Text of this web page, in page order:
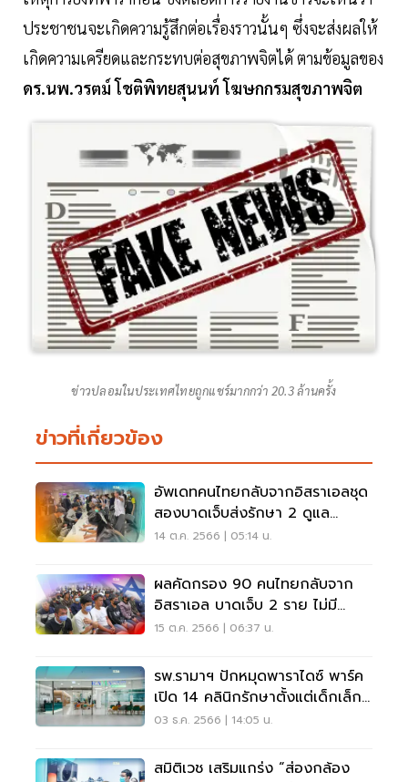
ประชาชนจะเกิดความรู้สึกต่อเรื่องราวนั้นๆ ซึ่งจะส่งผลให้
เกิดความเครียดและกระทบต่อสุขภาพจิตได้ ตามข้อมูลของ
ดร.นพ.วรตม์ โชติพิทยสุนนท์ โฆษกกรมสุขภาพจิต
ข่าวปลอมในประเทศไทยถูกแชร์มากกว่า 20.3 ล้านครั้ง
ข่าวที่เกี่ยวข้อง
อัพเดทคนไทยกลับจากอิสราเอลชุด
สองบาดเจ็บส่งรักษา 2 ดูแล
สุขภาพจิต 8 ราย
14 ต.ค. 2566 | 05:14 น.
ผลคัดกรอง 90 คนไทยกลับจาก
อิสราเอล บาดเจ็บ 2 ราย ไม่มี
ปัญหาสุขภาพจิต
15 ต.ค. 2566 | 06:37 น.
รพ.รามาฯ ปักหมุดพาราไดซ์ พาร์ค
เปิด 14 คลินิกรักษาตั้งแต่เด็กเล็ก
ยันสูงวัย
03 ธ.ค. 2566 | 14:05 น.
สมิติเวช เสริมแกร่ง “ส่องกล้อง